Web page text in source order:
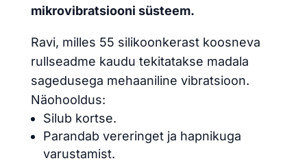
mikrovibratsiooni süsteem.
Ravi, milles 55 silikoonkerast koosneva
rullseadme kaudu tekitatakse madala
sagedusega mehaaniline vibratsioon.
Näohooldus:
Silub kortse.
Parandab vereringet ja hapnikuga
varustamist.